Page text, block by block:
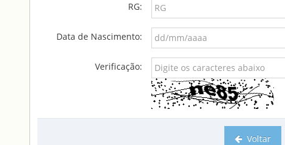
RG:
Data de Nascimento:
Verificação:
Voltar